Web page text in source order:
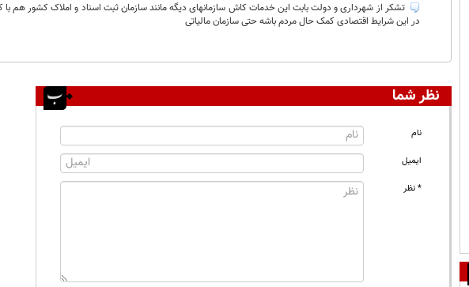
تشکر از شهرداری و دولت بابت این خدمات کاش سازمانهای دیگه مانند سازمان ثبت اسناد و املاک کشور هم با
در این شرایط اقتصادی کمک حال مردم باشه حتی سازمان مالیاتی
نظر شما
نام
ایمیل
* نظر